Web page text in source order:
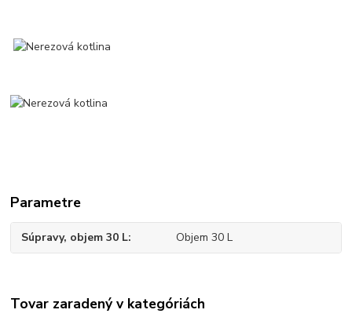
Parametre
Súpravy, objem 30 L Objem 30 L
Tovar zaradený v kategóriách